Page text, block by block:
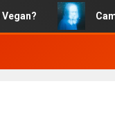
Cameron